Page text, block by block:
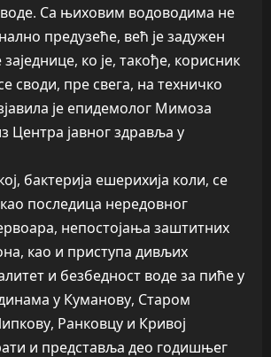
Са њиховим водоводима не
предузеће, већ је задужен
ко је, такође, корисник
своди, пре свега, на техничко
је епидемолог Мимоза
Центра јавног здравља у
бактерија ешерихија коли, се
последица нередовног
непостојања заштитних
као и приступа дивљих
и безбедност воде за пиће у
у Куманову, Старом
Ранковцу и Кривој
и представља део годишњег